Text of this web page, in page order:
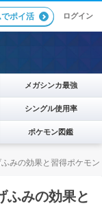
ポイ活 ログイン
メガシンカ最強
シングル使用率
ポケモン図鑑
みの効果と習得ポケモン
ふみの効果と